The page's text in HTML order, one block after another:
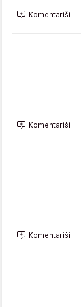
Komentariši
Komentariši
Komentariši